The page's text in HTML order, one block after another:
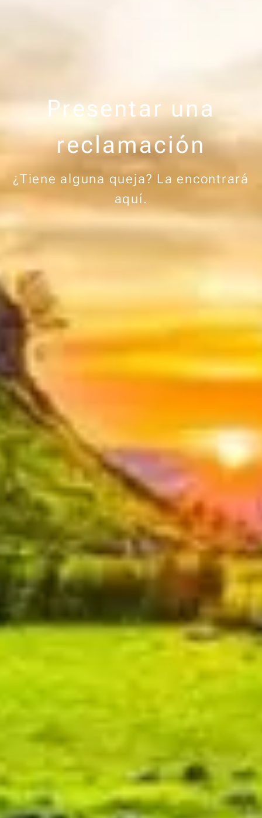
Presentar una
reclamación
¿Tiene alguna queja? La encontrará
aquí.